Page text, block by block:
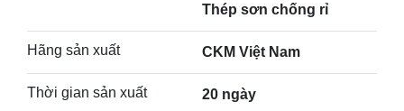
Thép sơn chống rỉ
Hãng sản xuất CKM Việt Nam
Thời gian sản xuất 20 ngày